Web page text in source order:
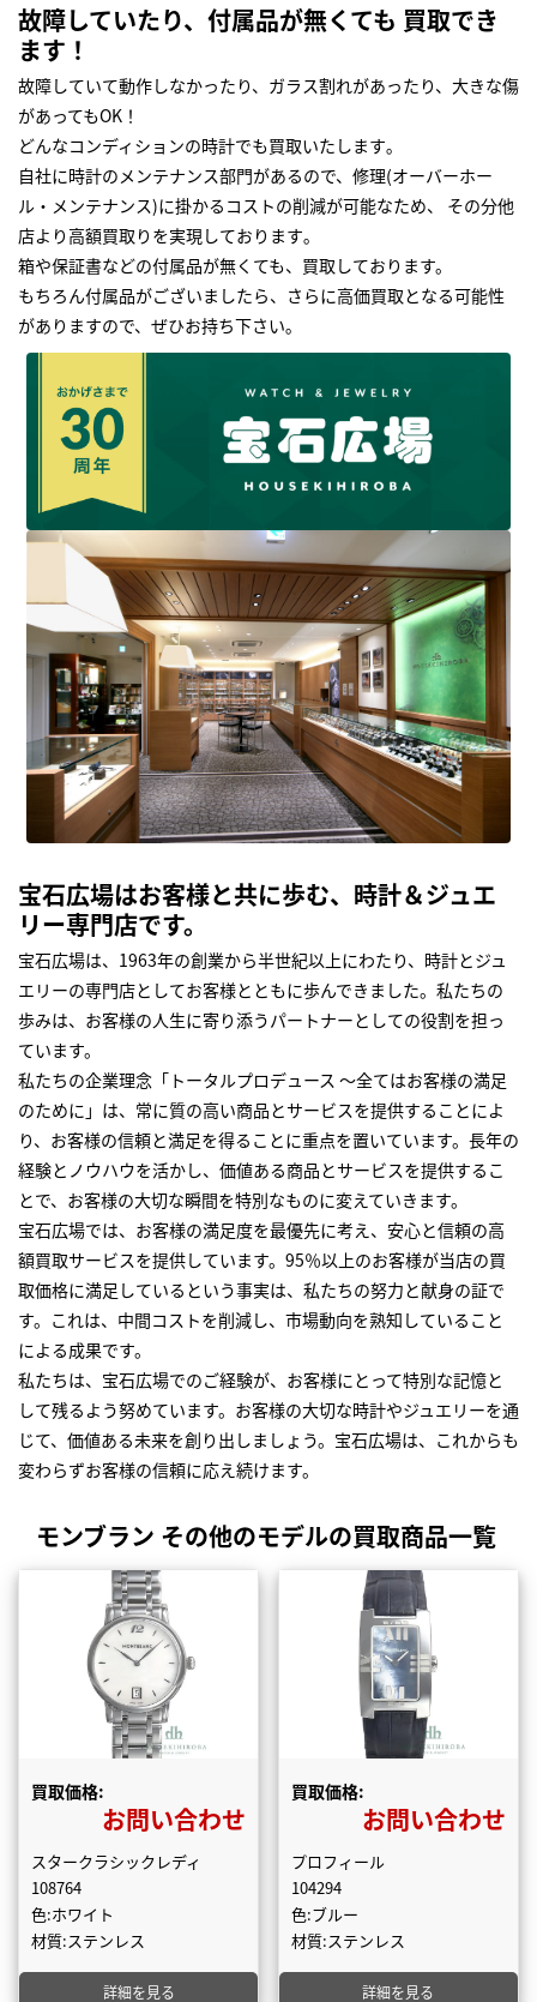
故障していたり、付属品が無くても 買取でき
ます！
故障していて動作しなかったり、ガラス割れがあったり、大きな傷
があってもOK！
どんなコンディションの時計でも買取いたします｡
自社に時計のメンテナンス部門があるので、修理(オーバーホー
ル・メンテナンス)に掛かるコストの削減が可能なため、 その分他
店より高額買取りを実現しております｡
箱や保証書などの付属品が無くても、買取しております。
もちろん付属品がございましたら、さらに高価買取となる可能性
がありますので、ぜひお持ち下さい｡
宝石広場はお客様と共に歩む、時計＆ジュエ
リー専門店です。
宝石広場は、1963年の創業から半世紀以上にわたり、時計とジュ
エリーの専門店としてお客様とともに歩んできました。私たちの
歩みは、お客様の人生に寄り添うパートナーとしての役割を担っ
ています。
私たちの企業理念「トータルプロデュース ～全てはお客様の満足
のために」は、常に質の高い商品とサービスを提供することによ
り、お客様の信頼と満足を得ることに重点を置いています。長年の
経験とノウハウを活かし、価値ある商品とサービスを提供するこ
とで、お客様の大切な瞬間を特別なものに変えていきます。
宝石広場では、お客様の満足度を最優先に考え、安心と信頼の高
額買取サービスを提供しています。95％以上のお客様が当店の買
取価格に満足しているという事実は、私たちの努力と献身の証で
す。これは、中間コストを削減し、市場動向を熟知していること
による成果です。
私たちは、宝石広場でのご経験が、お客様にとって特別な記憶と
して残るよう努めています。お客様の大切な時計やジュエリーを通
じて、価値ある未来を創り出しましょう。宝石広場は、これからも
変わらずお客様の信頼に応え続けます。
モンブラン その他のモデルの買取商品一覧
買取価格:
お問い合わせ
スタークラシックレディ
108764
色:ホワイト
材質:ステンレス
詳細を見る
買取価格:
お問い合わせ
プロフィール
104294
色:ブルー
材質:ステンレス
詳細を見る